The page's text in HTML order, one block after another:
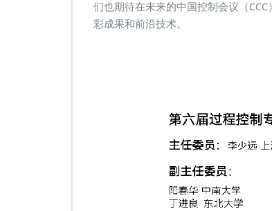
们也期待在未来的中国控制会议（
彩成果和前沿技术。